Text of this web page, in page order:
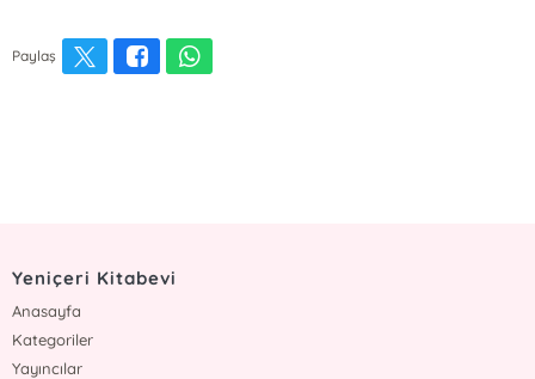
Paylaş
Yeniçeri Kitabevi
Anasayfa
Kategoriler
Yayıncılar